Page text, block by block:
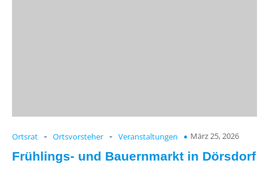
Ortsrat - Ortsvorsteher - Veranstaltungen März 25, 2026
Frühlings- und Bauernmarkt in Dörsdorf